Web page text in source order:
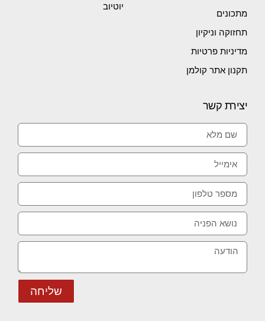
מתכונים
תחזוקה וניקיון
מדיניות פרטיות
תקנון אתר קולמן
יוטיוב
יצירת קשר
שליחה